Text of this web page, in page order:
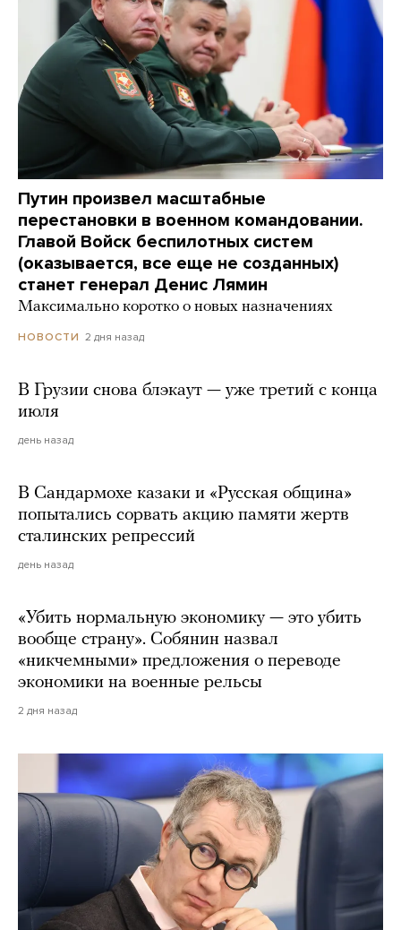
Путин произвел масштабные
перестановки в военном командовании.
Главой Войск беспилотных систем
(оказывается, все еще не созданных)
станет генерал Денис Лямин
Максимально коротко о новых назначениях
НОВОСТИ 2 дня назад
В Грузии снова блэкаут — уже третий с конца
июля
день назад
В Сандармохе казаки и «Русская община»
попытались сорвать акцию памяти жертв
сталинских репрессий
день назад
«Убить нормальную экономику — это убить
вообще страну». Собянин назвал
«никчемными» предложения о переводе
экономики на военные рельсы
2 дня назад